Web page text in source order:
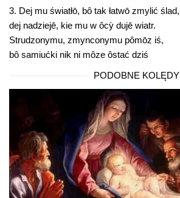
3. Dej mu światłō, bô tak łatwō zmylić ślad,
dej nadziejē, kie mu w ôcỳ dujē wiatr.
Strudzonymu, zmynconymu pômōz iś,
bô samiućki nik ni môze ôstać dziś
PODOBNE KOLĘDY